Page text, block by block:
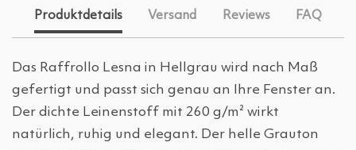
Produktdetails Versand Reviews FAQ
Das Raffrollo Lesna in Hellgrau wird nach Maß
gefertigt und passt sich genau an Ihre Fenster an.
Der dichte Leinenstoff mit 260 g/m² wirkt
natürlich, ruhig und elegant. Der helle Grauton